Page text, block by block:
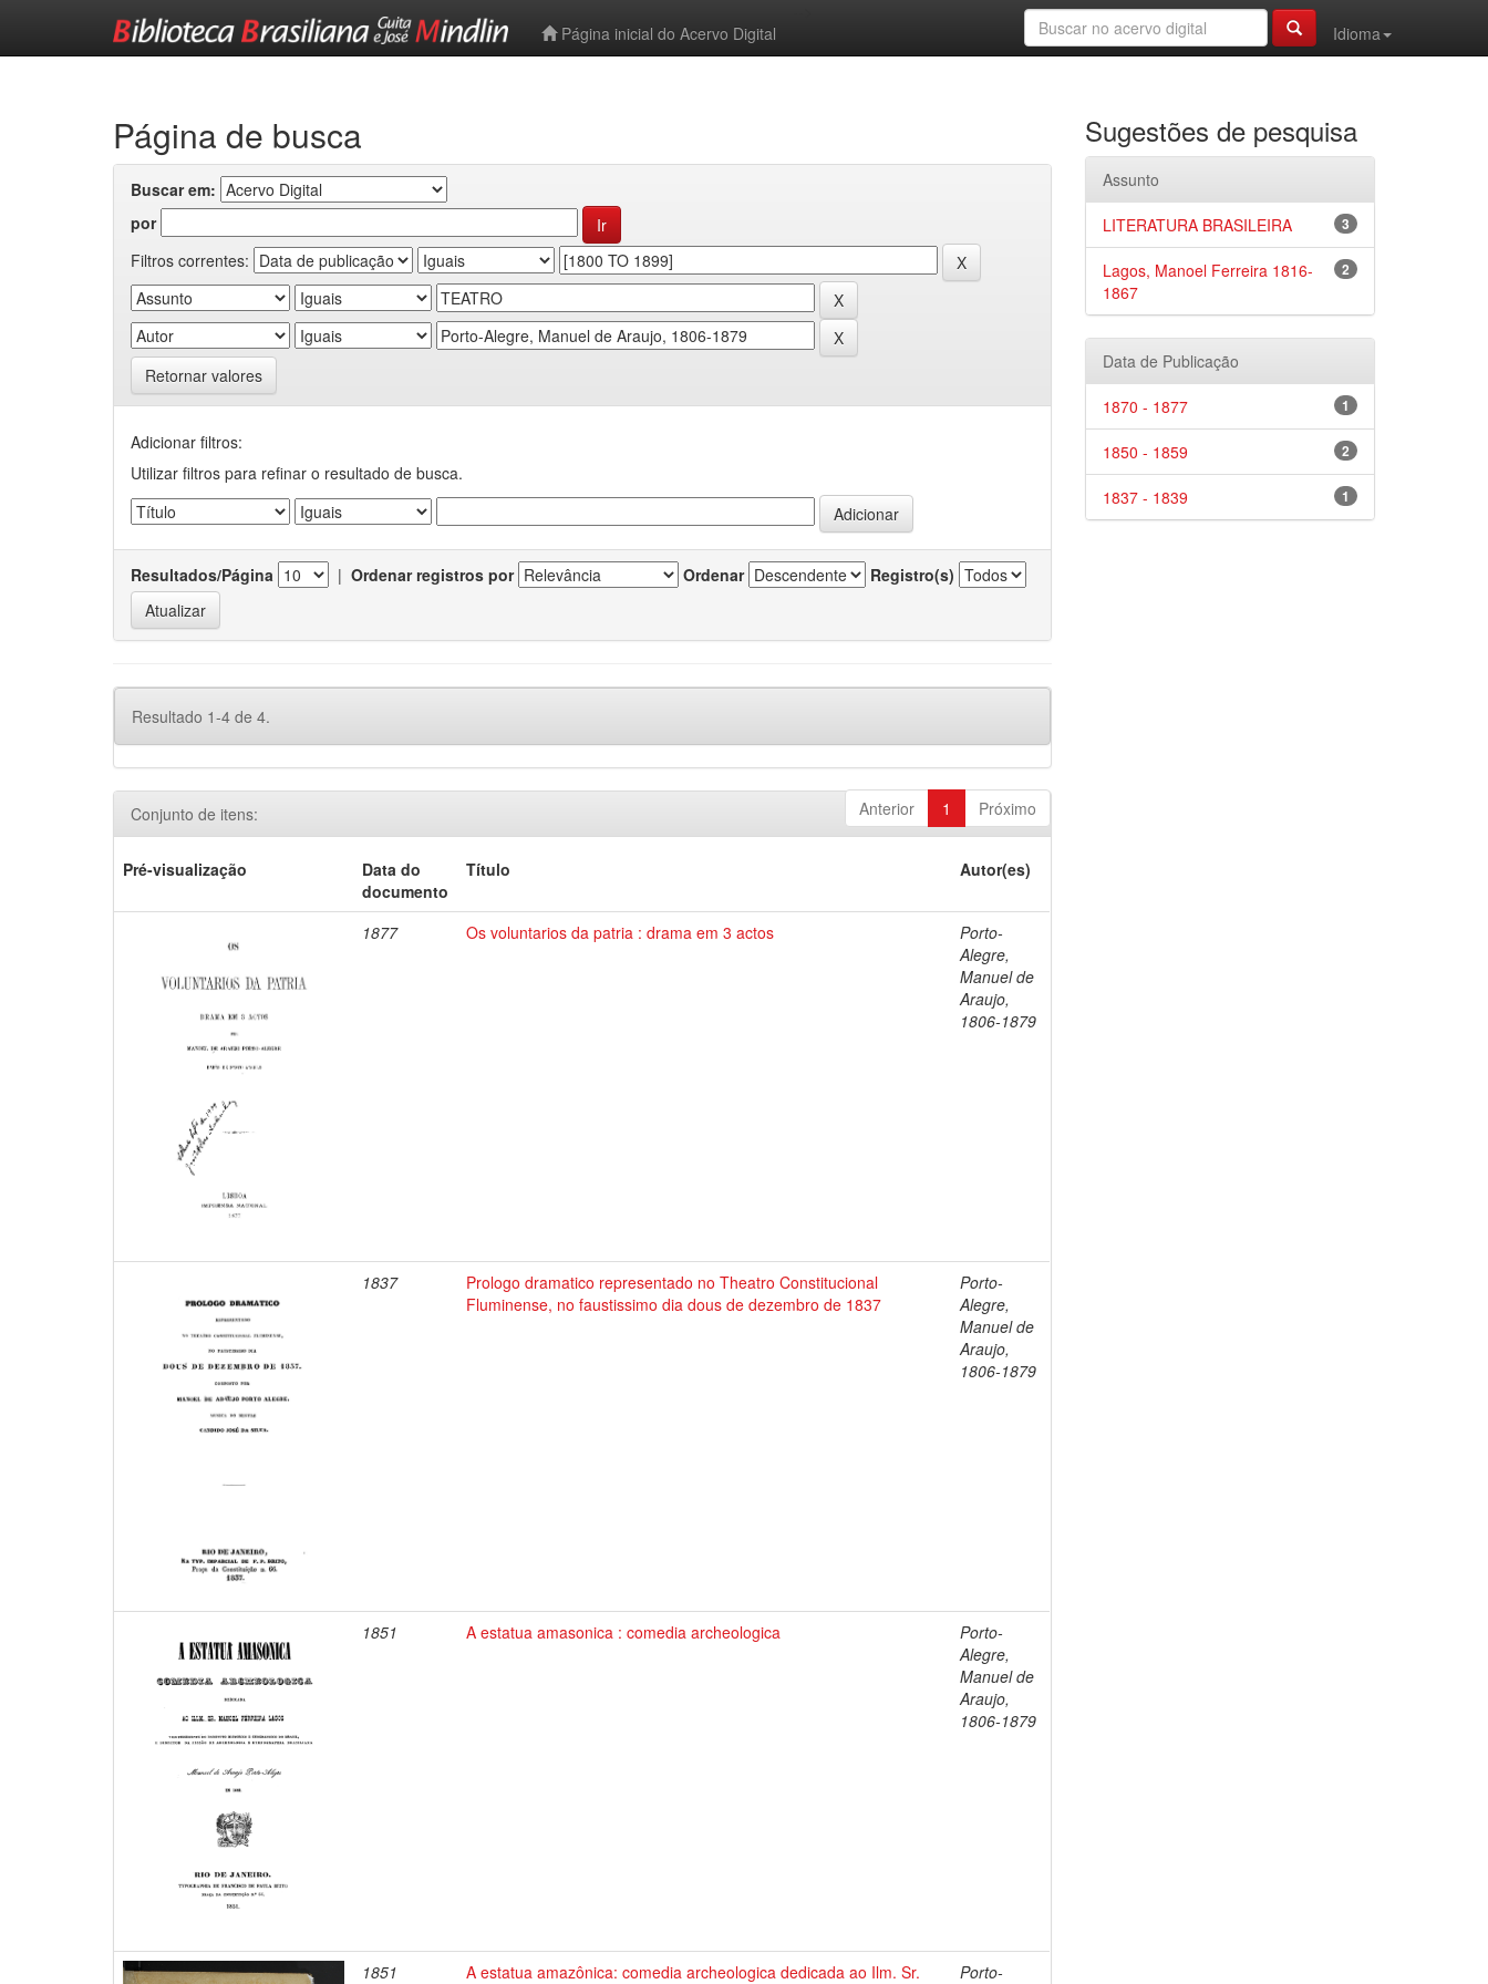
Página inicial do Acervo Digital
Idioma
Página de busca
Buscar em:
por
Filtros correntes:
Retornar valores
Adicionar filtros:
Utilizar filtros para refinar o resultado de busca.
Resultados/Página | Ordenar registros por Ordenar Registro(s)
Resultado 1-4 de 4.
Anterior 1 Próximo
Conjunto de itens:
Pré-visualização
Data do
documento
Título Autor(es)
1877 Os voluntarios da patria : drama em 3 actos
Porto-
Alegre,
Manuel de
Araujo,
1806-1879
1837
Prologo dramatico representado no Theatro Constitucional
Fluminense, no faustissimo dia dous de dezembro de 1837
Porto-
Alegre,
Manuel de
Araujo,
1806-1879
1851 A estatua amasonica : comedia archeologica
Porto-
Alegre,
Manuel de
Araujo,
1806-1879
1851
A estatua amazônica: comedia archeologica dedicada ao Ilm. Sr.
Porto-
Sugestões de pesquisa
Assunto
3
LITERATURA BRASILEIRA
2
Lagos, Manoel Ferreira 1816-
1867
Data de Publicação
1
1870 - 1877
2
1850 - 1859
1
1837 - 1839